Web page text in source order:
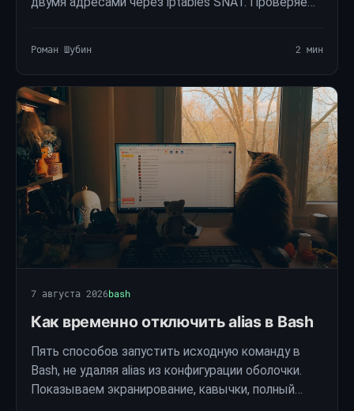
Роман Шубин 2 мин
7 августа 2026bash
Как временно отключить alias в Bash
Пять способов запустить исходную команду в
Bash, не удаляя alias из конфигурации оболочки.
Показываем экранирование, кавычки, полный